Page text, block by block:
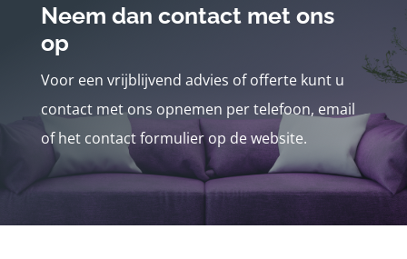
Neem dan contact met ons
op
Voor een vrijblijvend advies of offerte kunt u
contact met ons opnemen per telefoon, email
of het contact formulier op de website.